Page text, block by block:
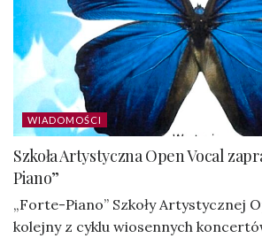
WIADOMOŚCI
Szkoła Artystyczna Open Vocal
Piano”
„Forte-Piano” Szkoły Artystycznej
kolejny z cyklu wiosennych